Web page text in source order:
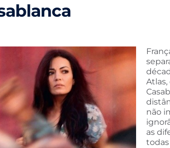
Atlas,
não
as
todas